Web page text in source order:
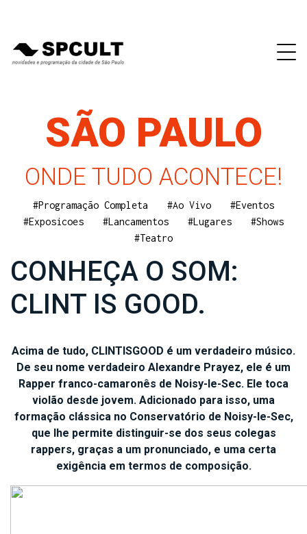
SÃO PAULO
ONDE TUDO ACONTECE!
#Programação Completa #Ao Vivo
#Eventos
#Exposicoes
#Lancamentos #Lugares
#Shows
#Teatro
CONHEÇA O SOM:
CLINT IS GOOD.
Acima de tudo, CLINTISGOOD é um verdadeiro músico.
De seu nome verdadeiro Alexandre Prayez, ele é um
Rapper franco-camaronês de Noisy-le-Sec. Ele toca
violão desde jovem. Adicionado para isso, uma
formação clássica no Conservatório de Noisy-le-Sec,
que lhe permite distinguir-se dos seus colegas
rappers, graças a um pronunciado, e uma certa
exigência em termos de composição.